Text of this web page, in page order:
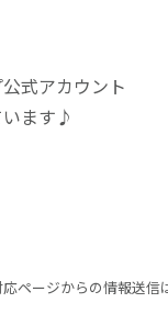
式アカウント
います♪
ページからの情報送